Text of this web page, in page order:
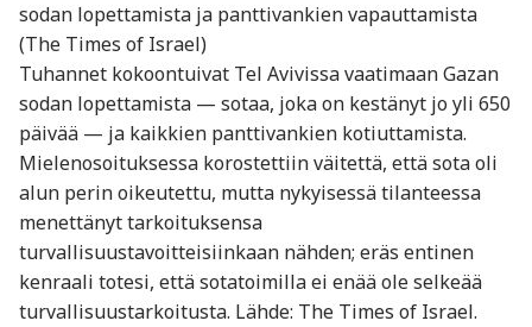
sodan lopettamista ja panttivankien vapauttamista
(The Times of Israel)
Tuhannet kokoontuivat Tel Avivissa vaatimaan Gazan
sodan lopettamista — sotaa, joka on kestänyt jo yli 650
päivää — ja kaikkien panttivankien kotiuttamista.
Mielenosoituksessa korostettiin väitettä, että sota oli
alun perin oikeutettu, mutta nykyisessä tilanteessa
menettänyt tarkoituksensa
turvallisuustavoitteisiinkaan nähden; eräs entinen
kenraali totesi, että sotatoimilla ei enää ole selkeää
turvallisuustarkoitusta. Lähde: The Times of Israel.